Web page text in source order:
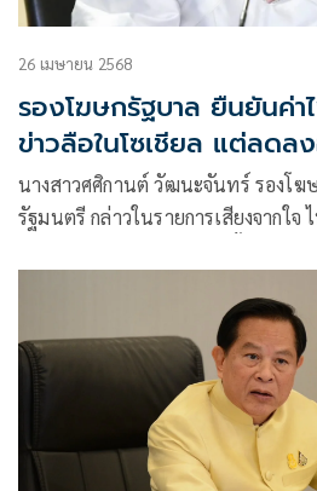
26 เมษายน 2568
รองโฆษกรัฐบาล ยืนยันค่า
ข่าวลือในโซเชียล แต่ลดล
นางสาวศศิกานต์ วัฒนะจันทร์ รองโฆ
รัฐมนตรี กล่าวในรายการเสียงจากใจ